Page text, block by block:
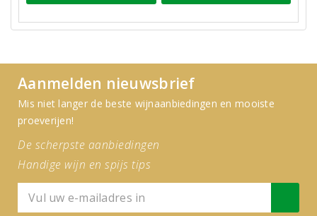
Aanmelden nieuwsbrief
Mis niet langer de beste wijnaanbiedingen en mooiste
proeverijen!
De scherpste aanbiedingen
Handige wijn en spijs tips